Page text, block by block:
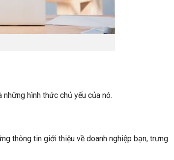
những hình thức chủ yếu của nó.
thông tin giới thiệu về doanh nghiệp bạn, trưng